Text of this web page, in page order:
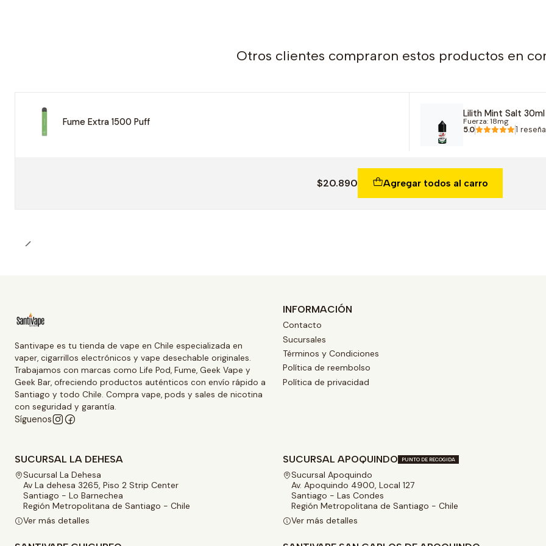
Otros clientes compraron estos productos en
Fume Extra 1500 Puff
Lilith Mint Salt 30ml
Fuerza: 18mg
5.0 1 reseña
$20.890 Agregar todos al carro
Santivape es tu tienda de vape en Chile especializada en
vaper, cigarrillos electrónicos y vape desechable originales.
Trabajamos con marcas como Life Pod, Fume, Geek Vape y
Geek Bar, ofreciendo productos auténticos con envío rápido a
Santiago y todo Chile. Compra vape, pods y sales de nicotina
con seguridad y garantía.
Síguenos
INFORMACIÓN
Contacto
Sucursales
Términos y Condiciones
Política de reembolso
Política de privacidad
SUCURSAL LA DEHESA
Sucursal La Dehesa
Av La dehesa 3265, Piso 2 Strip Center
Santiago - Lo Barnechea
Región Metropolitana de Santiago - Chile
Ver más detalles
SUCURSAL APOQUINDO PUNTO DE RECOGIDA
Sucursal Apoquindo
Av. Apoquindo 4900, Local 127
Santiago - Las Condes
Región Metropolitana de Santiago - Chile
Ver más detalles